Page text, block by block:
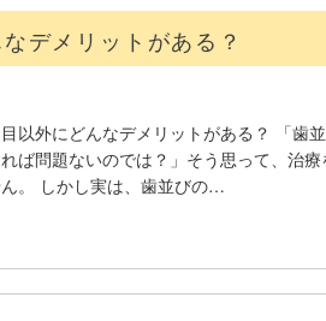
デメリットがある？
以外にどんなデメリットがある？ 「歯
ば問題ないのでは？」そう思って、治
。 しかし実は、歯並びの…